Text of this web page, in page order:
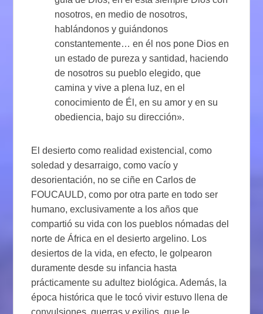
nosotros, en medio de nosotros,
hablándonos y guiándonos
constantemente… en él nos pone Dios en
un estado de pureza y santidad, haciendo
de nosotros su pueblo elegido, que
camina y vive a plena luz, en el
conocimiento de Él, en su amor y en su
obediencia, bajo su dirección».
El desierto como realidad existencial, como
soledad y desarraigo, como vacío y
desorientación, no se ciñe en Carlos de
FOUCAULD, como por otra parte en todo ser
humano, exclusivamente a los años que
compartió su vida con los pueblos nómadas del
norte de África en el desierto argelino. Los
desiertos de la vida, en efecto, le golpearon
duramente desde su infancia hasta
prácticamente su adultez biológica. Además, la
época histórica que le tocó vivir estuvo llena de
convulsiones, guerras y exilios, que le